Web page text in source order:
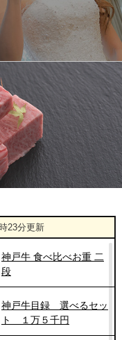
23分更新
神戸牛 食べ比べお重 二
段
神戸牛目録 選べるセッ
ト １万円 2個セット
[訳あり][家庭用] A5等級
神戸牛 サーロインステー
キ 200g
神戸牛カタログギフト
１万円
等級神戸牛 焼肉・BBQ
セット (500g・1kg・
1.5kg)
神戸牛 食べ比べお重 二
段
神戸牛目録 選べるセッ
ト １万５千円